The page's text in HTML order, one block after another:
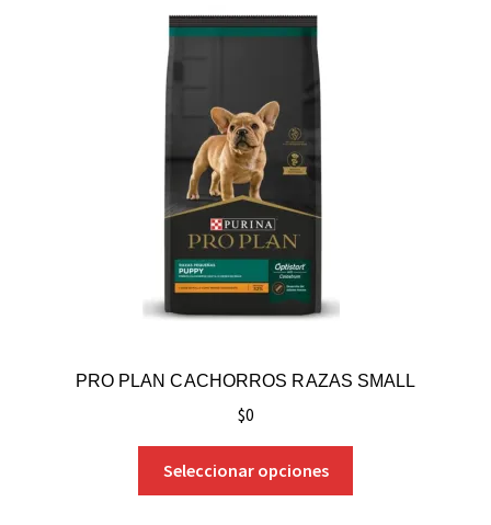
PRO PLAN CACHORROS RAZAS SMALL
$0
Seleccionar opciones